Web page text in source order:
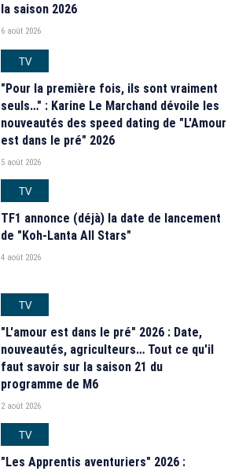
la saison 2026
6 août 2026
TV
"Pour la première fois, ils sont vraiment
seuls…" : Karine Le Marchand dévoile les
nouveautés des speed dating de "L'Amour
est dans le pré" 2026
5 août 2026
TV
TF1 annonce (déjà) la date de lancement
de "Koh-Lanta All Stars"
4 août 2026
TV
"L'amour est dans le pré" 2026 : Date,
nouveautés, agriculteurs… Tout ce qu'il
faut savoir sur la saison 21 du
programme de M6
2 août 2026
TV
"Les Apprentis aventuriers" 2026 :